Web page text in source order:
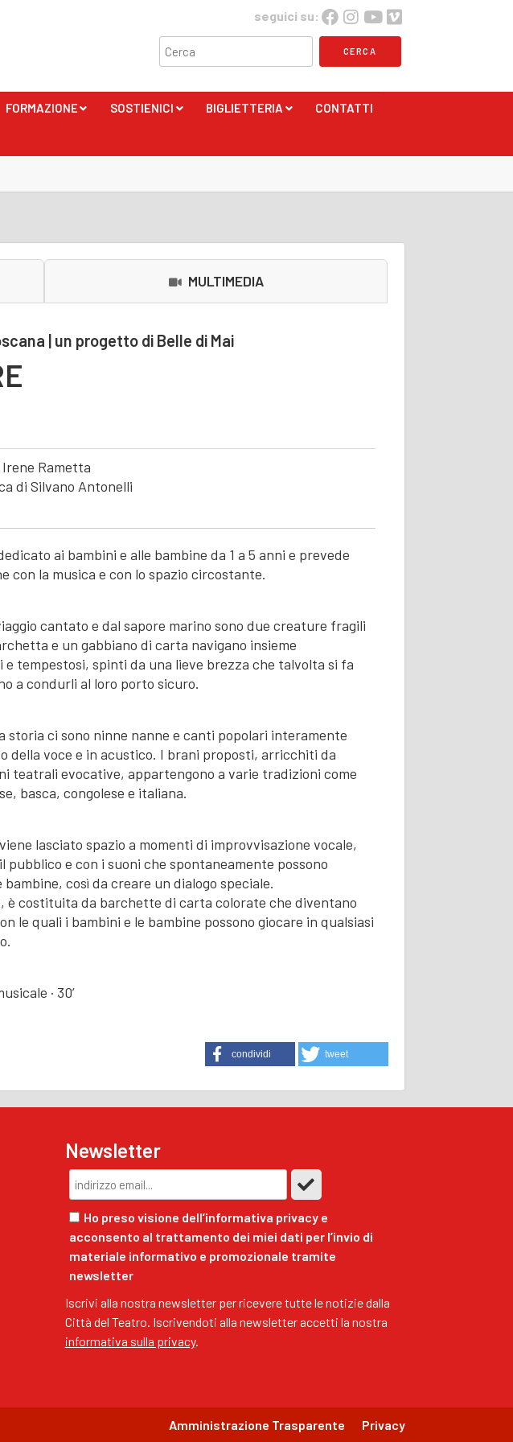
seguici su:
FORMAZIONE SOSTIENICI BIGLIETTERIA CONTATTI
MULTIMEDIA
| un progetto di Belle di Mai
Irene Rametta
di Silvano Antonelli
ai bambini e alle bambine da 1 a 5 anni e prevede
con la musica e con lo spazio circostante.
cantato e dal sapore marino sono due creature fragili
e un gabbiano di carta navigano insieme
tempestosi, spinti da una lieve brezza che talvolta si fa
a condurli al loro porto sicuro.
storia ci sono ninne nanne e canti popolari interamente
della voce e in acustico. I brani proposti, arricchiti da
teatrali evocative, appartengono a varie tradizioni come
basca, congolese e italiana.
lasciato spazio a momenti di improvvisazione vocale,
pubblico e con i suoni che spontaneamente possono
così da creare un dialogo speciale.
è costituita da barchette di carta colorate che diventano
le quali i bambini e le bambine possono giocare in qualsiasi
· 30’
condividi tweet
Newsletter
Ho preso visione dell’informativa privacy e
acconsento al trattamento dei miei dati per l’invio di
materiale informativo e promozionale tramite
newsletter
Iscrivi alla nostra newsletter per ricevere tutte le notizie dalla
Città del Teatro. Iscrivendoti alla newsletter accetti la nostra
informativa sulla privacy.
Amministrazione Trasparente Privacy